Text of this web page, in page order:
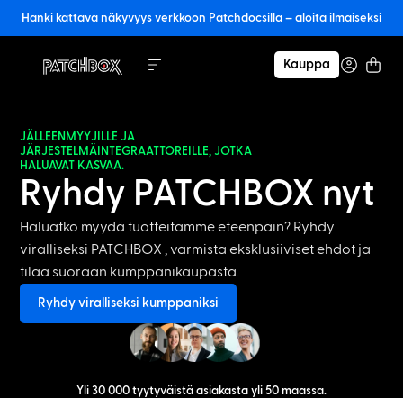
Hanki kattava näkyvyys verkkoon Patchdocsilla – aloita ilmaiseksi
Kauppa
JÄLLEENMYYJILLE JA
JÄRJESTELMÄINTEGRAATTOREILLE, JOTKA
HALUAVAT KASVAA.
Ryhdy PATCHBOX nyt
Haluatko myydä tuotteitamme eteenpäin? Ryhdy
viralliseksi PATCHBOX , varmista eksklusiiviset ehdot ja
tilaa suoraan kumppanikaupasta.
Ryhdy viralliseksi kumppaniksi
Yli 30 000 tyytyväistä asiakasta yli 50 maassa.